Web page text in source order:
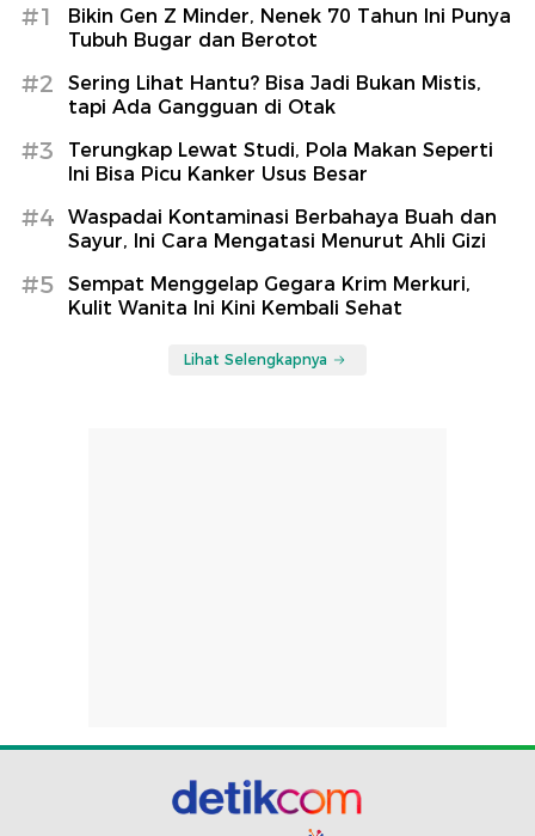
#1
Bikin Gen Z Minder, Nenek 70 Tahun Ini Punya
Tubuh Bugar dan Berotot
#2
Sering Lihat Hantu? Bisa Jadi Bukan Mistis,
tapi Ada Gangguan di Otak
#3
Terungkap Lewat Studi, Pola Makan Seperti
Ini Bisa Picu Kanker Usus Besar
#4
Waspadai Kontaminasi Berbahaya Buah dan
Sayur, Ini Cara Mengatasi Menurut Ahli Gizi
#5
Sempat Menggelap Gegara Krim Merkuri,
Kulit Wanita Ini Kini Kembali Sehat
Lihat Selengkapnya